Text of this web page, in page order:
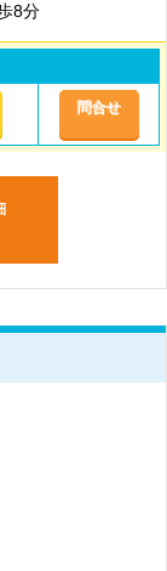
8分
問合せ